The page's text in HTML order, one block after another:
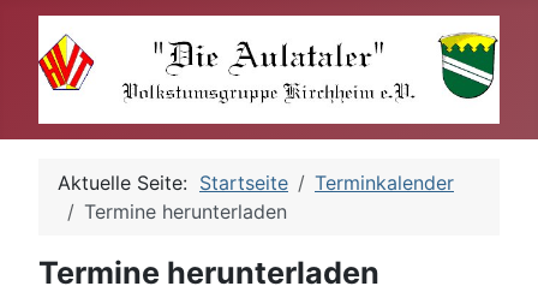
Aktuelle Seite: Startseite
Terminkalender
Termine herunterladen
Termine herunterladen